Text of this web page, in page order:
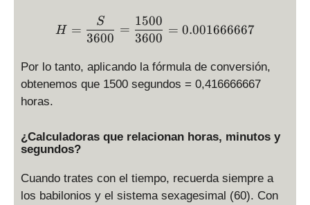
H = \displaystyle
H =
3600
S
=
3600
1500
= 0.001666667
Por lo tanto, aplicando la fórmula de conversión,
obtenemos que 1500 segundos = 0,416666667
horas.
¿Calculadoras que relacionan horas, minutos y
segundos?
Cuando trates con el tiempo, recuerda siempre a
los babilonios y el sistema sexagesimal (60). Con